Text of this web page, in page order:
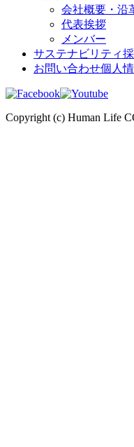
会社概要・沿
代表挨拶
メンバー
サステナビリティ
お問い合わせ個人
Copyright (c) Human Life